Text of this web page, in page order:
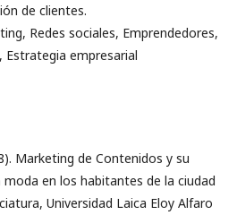
de clientes.
Redes sociales, Emprendedores,
Estrategia empresarial
Marketing de Contenidos y su
en los habitantes de la ciudad
Universidad Laica Eloy Alfaro